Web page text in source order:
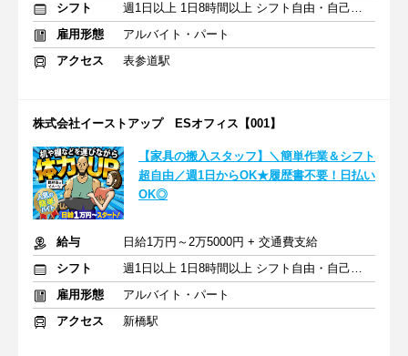
シフト
週1日以上 1日8時間以上 シフト自由・自己申告
雇用形態
アルバイト・パート
アクセス
表参道駅
株式会社イーストアップ ESオフィス【001】
【家具の搬入スタッフ】＼簡単作業＆シフト
超自由／週1日からOK★履歴書不要！日払い
OK◎
給与
日給1万円～2万5000円 + 交通費支給
シフト
週1日以上 1日8時間以上 シフト自由・自己申告
雇用形態
アルバイト・パート
アクセス
新橋駅